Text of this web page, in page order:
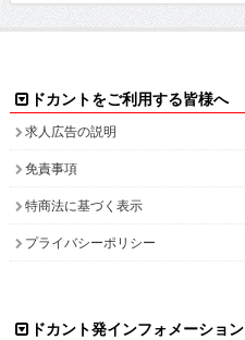
ドカントをご利用する皆様へ
求人広告の説明
免責事項
特商法に基づく表示
プライバシーポリシー
ドカント発インフォメーション